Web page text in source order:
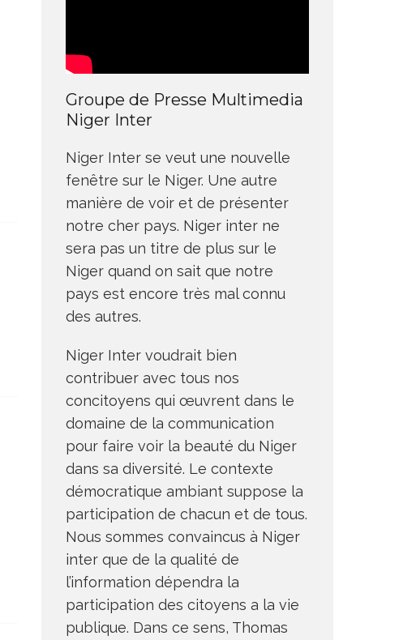
Groupe de Presse Multimedia
Niger Inter
Niger Inter se veut une nouvelle
fenêtre sur le Niger. Une autre
manière de voir et de présenter
notre cher pays. Niger inter ne
sera pas un titre de plus sur le
Niger quand on sait que notre
pays est encore très mal connu
des autres.
Niger Inter voudrait bien
contribuer avec tous nos
concitoyens qui œuvrent dans le
domaine de la communication
pour faire voir la beauté du Niger
dans sa diversité. Le contexte
démocratique ambiant suppose la
participation de chacun et de tous.
Nous sommes convaincus à Niger
inter que de la qualité de
l’information dépendra la
participation des citoyens a la vie
publique. Dans ce sens, Thomas